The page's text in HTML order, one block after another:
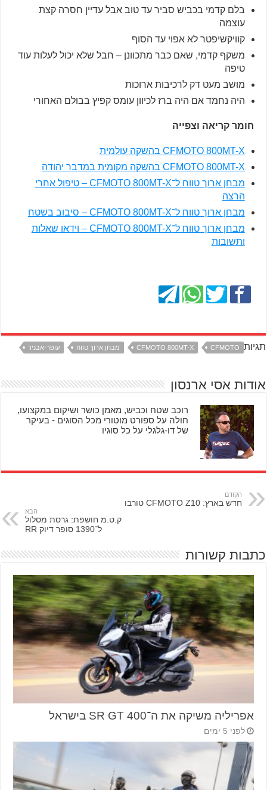
בלם קדמי בכביש סביר עד טוב אבל עדיין חסרה קצת
עוצמה
קוויקשיפטר לא אפוי עד הסוף
משקף קדמי, שאם כבר מתכוונן – חבל שלא יכול לעלות עוד
טיפה
מושב מעט דק לרכיבות ארוכות
היה נחמד אם היה ברז לכיוון עומס קפיץ בבולם האחורי
חומר קריאה וצפייה
CFMOTO 800MT-X בהשקה עולמית
CFMOTO 800MT-X בהשקה מקומית במדבר יהודה
מבחן ארוך טווח ל־CFMOTO 800MT-X – טיפול אחרי
הרצה
מבחן ארוך טווח ל־CFMOTO 800MT-X – סיבוב בשטח
מבחן ארוך טווח ל־CFMOTO 800MT-X – וידאו שאלות
ותשובות
תגיות CFMOTO
CFMOTO 800MT-X מבחן ארוך טווח עופר-אבניר
אודות אסי ארנסון
רוכב שטח וכביש, מאמן כושר ושיקום במקצועו,
חולה על ספורט מוטורי מכל הסוגים - בעיקר
של דו-גלגלי על כל סוגיו
הקודם
חדש בארץ: CFMOTO Z10 טורבו
הבא
ק.ט.מ חושפת: גרסת מסלול
ל־1390 סופר דיוק RR
כתבות קשורות
אפריליה משיקה את ה־SR GT 400 בישראל
לפני 5 ימים